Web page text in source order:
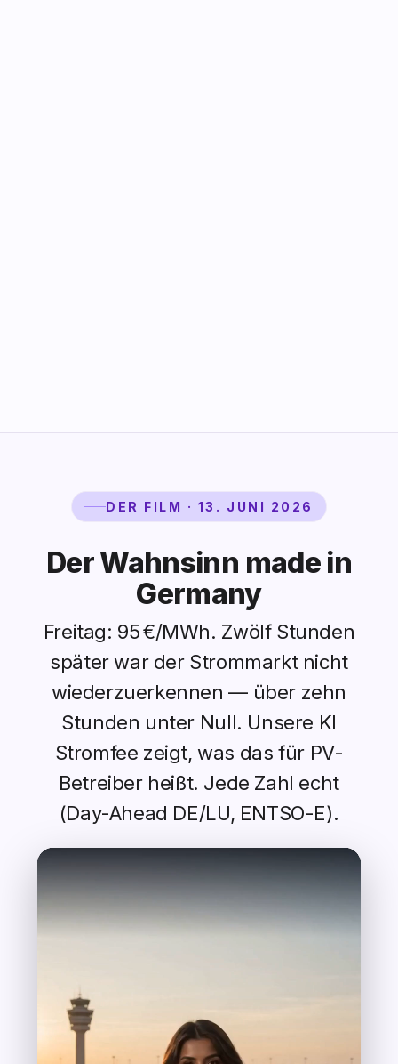
DER FILM · 13. JUNI 2026
Der Wahnsinn made in
Germany
Freitag: 95 €/MWh. Zwölf Stunden
später war der Strommarkt nicht
wiederzuerkennen — über zehn
Stunden unter Null. Unsere KI
Stromfee zeigt, was das für PV-
Betreiber heißt. Jede Zahl echt
(Day-Ahead DE/LU, ENTSO-E).